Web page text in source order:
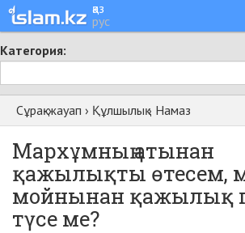
қаз
рус
Категория:
Сұрақ-жауап › Құлшылық› Намаз
Мархұмның атынан
қажылықты өтесем,
мойнынан қажылық
түсе ме?